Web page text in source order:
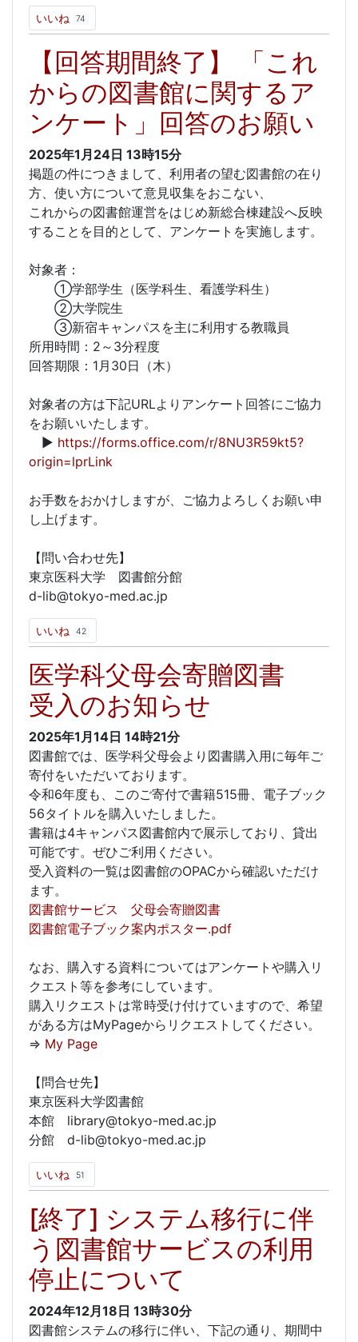
いいね 74
【回答期間終了】 「これ
からの図書館に関するア
ンケート」回答のお願い
2025年1月24日 13時15分
掲題の件につきまして、利用者の望む図書館の在り
方、使い方について意見収集をおこない、
これからの図書館運営をはじめ新総合棟建設へ反映
することを目的として、アンケートを実施します。
対象者：
①学部学生（医学科生、看護学科生）
②大学院生
③新宿キャンパスを主に利用する教職員
所用時間：2～3分程度
回答期限：1月30日（木）
対象者の方は下記URLよりアンケート回答にご協力
をお願いいたします。
▶ https://forms.office.com/r/8NU3R59kt5?
origin=lprLink
お手数をおかけしますが、ご協力よろしくお願い申
し上げます。
【問い合わせ先】
東京医科大学 図書館分館
d-lib@tokyo-med.ac.jp
いいね 42
医学科父母会寄贈図書
受入のお知らせ
2025年1月14日 14時21分
図書館では、医学科父母会より図書購入用に毎年ご
寄付をいただいております。
令和6年度も、このご寄付で書籍515冊、電子ブック
56タイトルを購入いたしました。
書籍は4キャンパス図書館内で展示しており、貸出
可能です。ぜひご利用ください。
受入資料の一覧は図書館のOPACから確認いただけ
ます。
図書館サービス 父母会寄贈図書
図書館電子ブック案内ポスター.pdf
なお、購入する資料についてはアンケートや購入リ
クエスト等を参考にしています。
購入リクエストは常時受け付けていますので、希望
がある方はMyPageからリクエストしてください。
⇒ My Page
【問合せ先】
東京医科大学図書館
本館 library@tokyo-med.ac.jp
分館 d-lib@tokyo-med.ac.jp
いいね 51
[終了] システム移行に伴
う図書館サービスの利用
停止について
2024年12月18日 13時30分
図書館システムの移行に伴い、下記の通り、期間中